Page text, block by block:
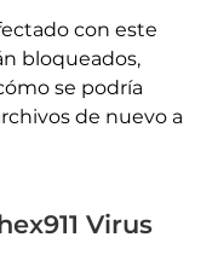
con este
bloqueados,
se podría
de nuevo a
Virus